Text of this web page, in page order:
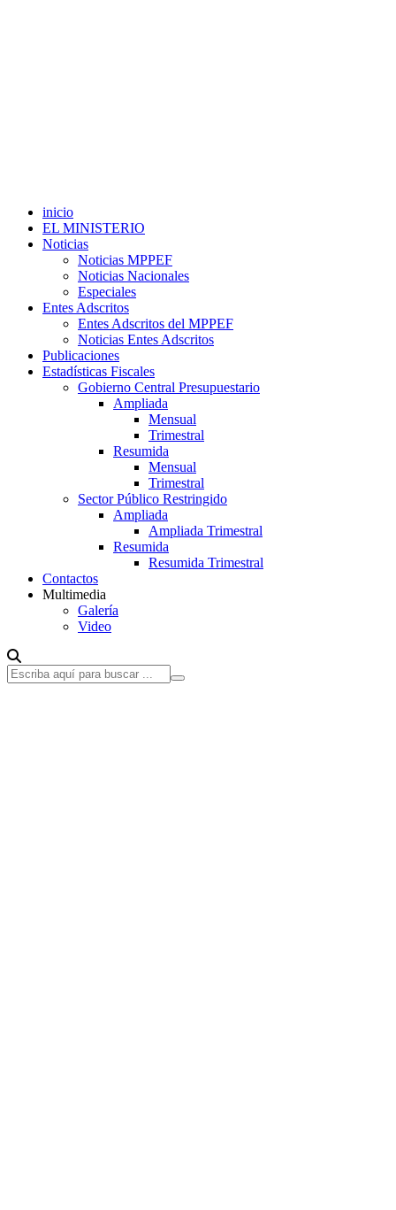
inicio
EL MINISTERIO
Noticias
Noticias MPPEF
Noticias Nacionales
Especiales
Entes Adscritos
Entes Adscritos del MPPEF
Noticias Entes Adscritos
Publicaciones
Estadísticas Fiscales
Gobierno Central Presupuestario
Ampliada
Mensual
Trimestral
Resumida
Mensual
Trimestral
Sector Público Restringido
Ampliada
Ampliada Trimestral
Resumida
Resumida Trimestral
Contactos
Multimedia
Galería
Video